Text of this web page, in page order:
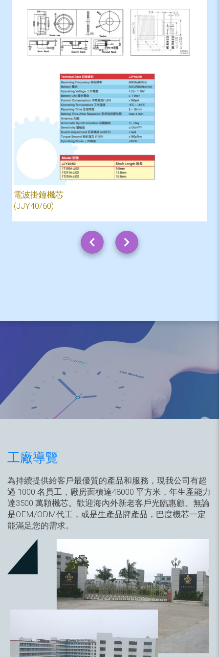
電波掛鐘機芯
(JJY40/60)
工廠導覽
為持續提供給客戶最優質的產品和服務，現我公司有超
過 1000 名員工，廠房面積達48000 平方米，年生產能力
達3500 萬顆機芯。歡迎海內外新老客戶光臨惠顧。無論
是OEM/ODM代工，或是生產品牌產品，巴度機芯一定
能滿足您的需求。